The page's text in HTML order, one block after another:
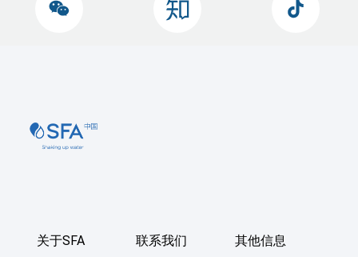
关于SFA 联系我们 其他信息